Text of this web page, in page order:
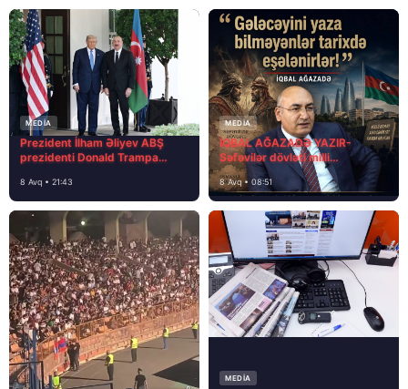
MEDİA
Prezident İlham Əliyev ABŞ
prezidenti Donald Trampa
8 Avq • 21:43
MEDİA
İQBAL AĞAZADƏ YAZIR-
Səfəvilər dövləti milli
dövlətdirmi?
8 Avq • 08:51
MEDİA